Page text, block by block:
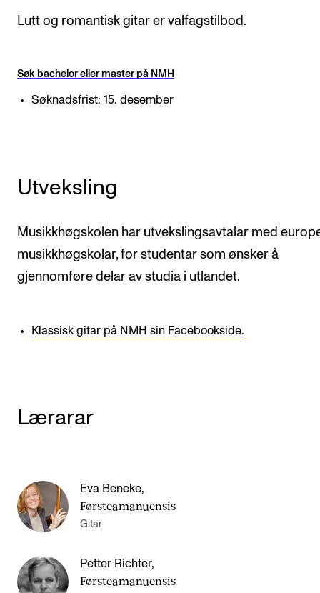
Finn ansatte
Lutt og romantisk gitar er valfagstilbod.
Søk bachelor eller master på NMH
Søknadsfrist: 15. desember
Utveksling
Musikkhøgskolen har utvekslingsavtalar med
musikkhøgskolar, for studentar som ønsker å
gjennomføre delar av studia i utlandet.
Klassisk gitar på NMH sin Facebookside.
Lærarar
Eva Beneke,
Førsteamanuensis
Gitar
Petter Richter,
Førsteamanuensis